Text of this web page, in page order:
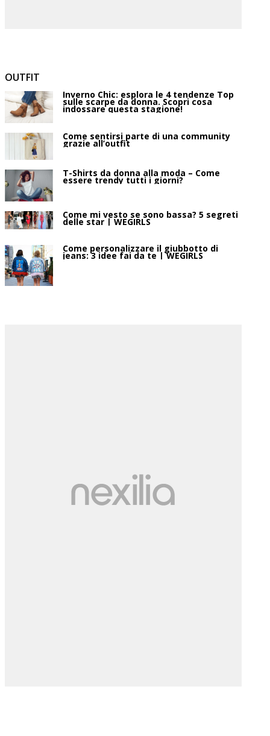
OUTFIT
Inverno Chic: esplora le 4 tendenze Top
sulle scarpe da donna. Scopri cosa
indossare questa stagione!
Come sentirsi parte di una community
grazie all’outfit
T-Shirts da donna alla moda – Come
essere trendy tutti i giorni?
Come mi vesto se sono bassa? 5 segreti
delle star | WEGIRLS
Come personalizzare il giubbotto di
jeans: 3 idee fai da te | WEGIRLS